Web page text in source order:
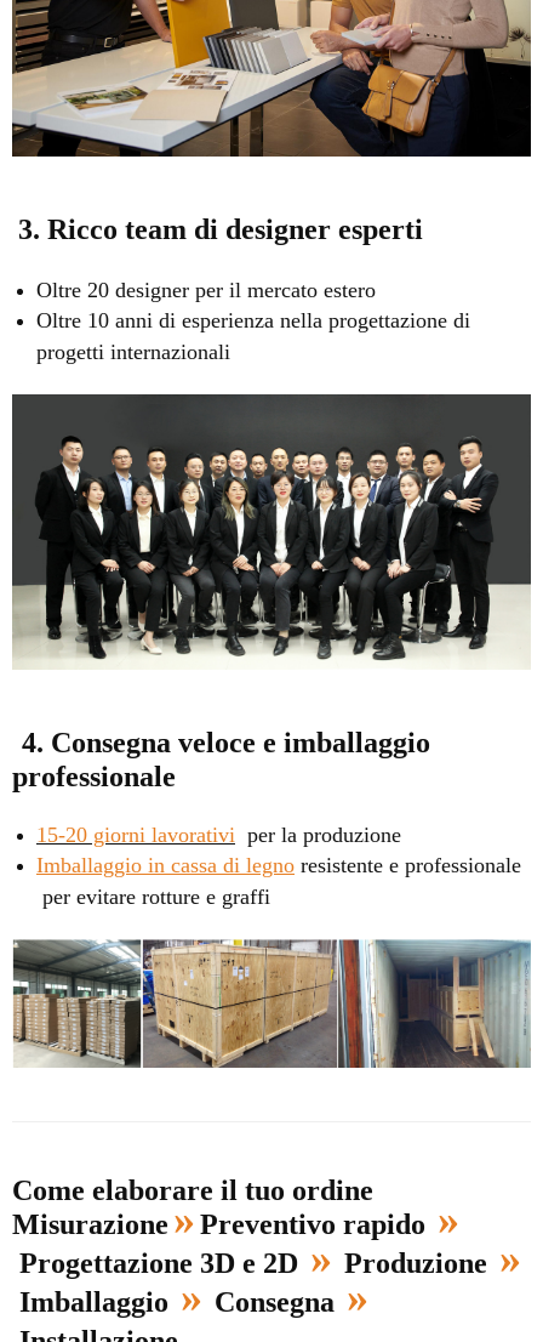
3. Ricco team di designer esperti
Oltre 20 designer per il mercato estero
Oltre 10 anni di esperienza nella progettazione di
progetti internazionali
4. Consegna veloce e imballaggio
professionale
15-20 giorni lavorativi per la produzione
Imballaggio in cassa di legno resistente e professionale
per evitare rotture e graffi
Come elaborare il tuo ordine
Misurazione »Preventivo rapido »
Progettazione 3D e 2D » Produzione »
Imballaggio » Consegna »